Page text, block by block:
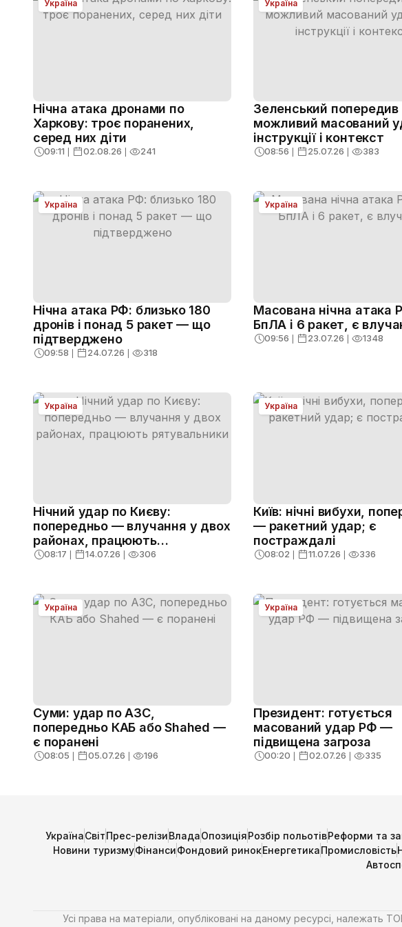
Україна
Нічна атака дронами по
Харкову: троє поранених,
серед них діти
09:11 ❘ 02.08.26 ❘ 241
Україна
Зеленський попередив
можливий масований
інструкції і контекст
08:56 ❘ 25.07.26 ❘ 383
Україна
Нічна атака РФ: близько 180
дронів і понад 5 ракет — що
підтверджено
09:58 ❘ 24.07.26 ❘ 318
Україна
Масована нічна атака
БпЛА і 6 ракет, є
09:56 ❘ 23.07.26 ❘ 1348
Україна
Нічний удар по Києву:
попередньо — влучання у двох
районах, працюють
рятувальники
08:17 ❘ 14.07.26 ❘ 306
Україна
Київ: нічні вибухи,
— ракетний удар; є
постраждалі
08:02 ❘ 11.07.26 ❘ 336
Україна
Суми: удар по АЗС,
попередньо КАБ або Shahed —
є поранені
08:05 ❘ 05.07.26 ❘ 196
Україна
Президент: готується
масований удар РФ —
підвищена загроза
00:20 ❘ 02.07.26 ❘ 335
УкраїнаСвітПрес-релізиВладаОпозиціяРозбір польотівРеформи та
Новини туризмуФінансиФондовий ринокЕнергетикаПромисловість
Усі права на матеріали, опубліковані на даному ресурсі, належать